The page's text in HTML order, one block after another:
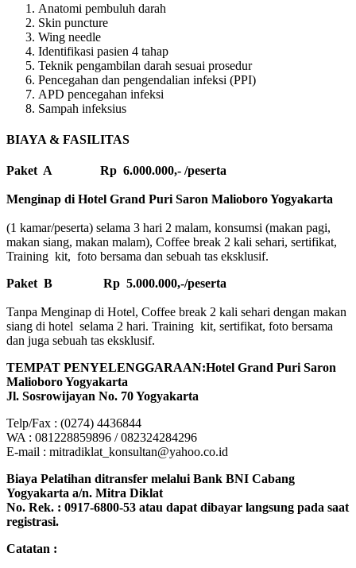
Anatomi pembuluh darah
Skin puncture
Wing needle
Identifikasi pasien 4 tahap
Teknik pengambilan darah sesuai prosedur
Pencegahan dan pengendalian infeksi (PPI)
APD pencegahan infeksi
Sampah infeksius
BIAYA & FASILITAS
Paket A Rp 6.000.000,- /peserta
Menginap di Hotel Grand Puri Saron Malioboro Yogyakarta
(1 kamar/peserta) selama 3 hari 2 malam, konsumsi (makan pagi,
makan siang, makan malam), Coffee break 2 kali sehari, sertifikat,
Training kit, foto bersama dan sebuah tas eksklusif.
Paket B
Rp 5.000.000,-/peserta
Tanpa Menginap di Hotel, Coffee break 2 kali sehari dengan makan
siang di hotel selama 2 hari. Training kit, sertifikat, foto bersama
dan juga sebuah tas eksklusif.
TEMPAT PENYELENGGARAAN:Hotel Grand Puri Saron
Malioboro Yogyakarta
Jl. Sosrowijayan No. 70 Yogyakarta
Telp/Fax : (0274) 4436844
WA : 081228859896 / 082324284296
E-mail : mitradiklat_konsultan@yahoo.co.id
Biaya Pelatihan ditransfer melalui Bank BNI Cabang
Yogyakarta a/n. Mitra Diklat
No. Rek. : 0917-6800-53 atau dapat dibayar langsung pada saat
registrasi.
Catatan :